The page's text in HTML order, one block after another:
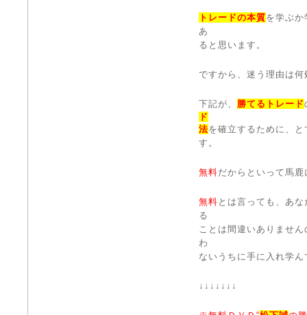
トレードの本質を学ぶ
あ
ると思います。
ですから、迷う理由は
下記が、 勝てるトレード
ド
法を確立するために、
す。
無料だからといって馬
無料 とは言っても、あな
る
ことは間違いありませ
わ
ないうちに手に入れ学
↓↓↓↓↓↓↓